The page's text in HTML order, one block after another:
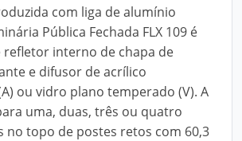
com liga de alumínio
Pública Fechada FLX 109 é
interno de chapa de
e difusor de acrílico
ou vidro plano temperado (V). A
uma, duas, três ou quatro
no topo de postes retos com 60,3